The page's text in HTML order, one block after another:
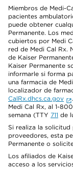
Miembros de Medi-
pacientes
puede obtener
Permanente. Los
cubiertos por Medi
red de Medi Cal Rx.
de Kaiser
Kaiser Permanente
informarle si forma
una farmacia de
localizador de
CalRx.dhcs.ca.gov
Medi Cal Rx, al 1-
semana (TTY 711 de
Si realiza la
proveedores, esta
Permanente o
Los afiliados de
acceso a los